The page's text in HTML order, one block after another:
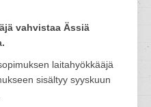
vahvistaa Ässiä
laitahyökkääjä
sisältyy syyskuun